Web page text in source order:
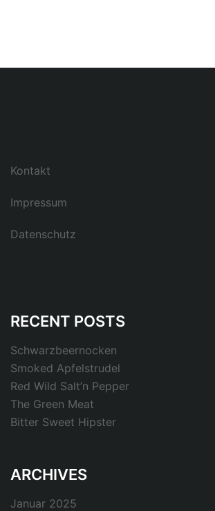
Kontakt
Impressum
Datenschutz
RECENT POSTS
Schwarzbeernocken
Smoked Apfelstrudel
Red Wild Salt’n Pepper
The Green Meat
Bitter Sweet Hipster
ARCHIVES
Januar 2025